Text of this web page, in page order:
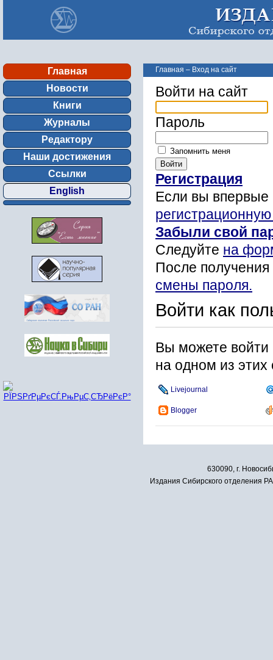
Главная
Новости
Книги
Журналы
Редактору
Наши достижения
Ссылки
English
Главная – Вход на сайт
Войти на сайт
Пароль
Запомнить меня
Регистрация
Если вы впервые
Забыли свой
Следуйте на
После
смены пароля.
Войти как
Вы можете войти
на одном из этих
Livejournal
Blogger
630090, г.
Издания Сибирского отделения